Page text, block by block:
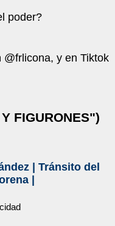
poder?
y en Tiktok
FIGURONES")
| Tránsito del
|